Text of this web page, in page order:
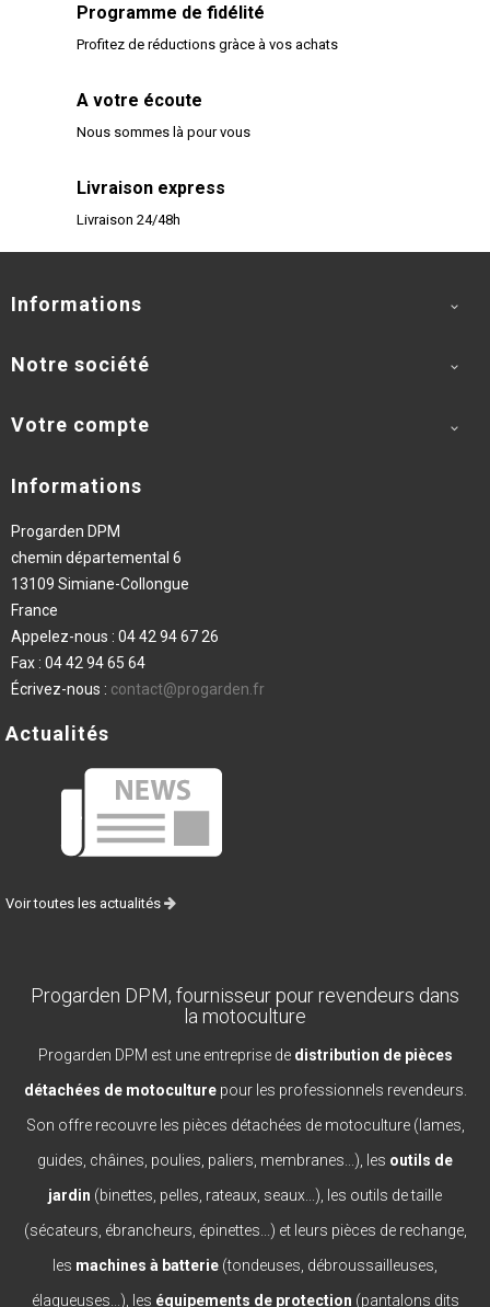
Programme de fidélité
Profitez de réductions gràce à vos achats
A votre écoute
Nous sommes là pour vous
Livraison express
Livraison 24/48h
Informations 
Notre société 
Votre compte 
Informations
Progarden DPM
chemin départemental 6
13109 Simiane-Collongue
France
Appelez-nous : 04 42 94 67 26
Fax : 04 42 94 65 64
Écrivez-nous : contact@progarden.fr
Actualités
Voir toutes les actualités
Progarden DPM, fournisseur pour revendeurs dans
la motoculture
Progarden DPM est une entreprise de distribution de pièces
détachées de motoculturepour les professionnels revendeurs.
Son offre recouvre les pièces détachées de motoculture (lames,
guides, châines, poulies, paliers, membranes...), les outils de
jardin (binettes, pelles, rateaux, seaux...), les outils de taille
(sécateurs, ébrancheurs, épinettes...) et leurs pièces de rechange,
les machines à batterie (tondeuses, débroussailleuses,
élagueuses...), les équipements de protection (pantalons dits